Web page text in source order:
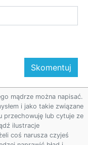
mądrze można napisać.
i jako takie związane
przechowuję lub cytuje ze
ilustracje
coś narusza czyjeś